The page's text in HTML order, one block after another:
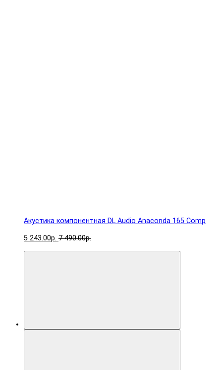
Акустика компонентная DL Audio Anaconda 165 Comp
5 243.00р. 7 490.00р.